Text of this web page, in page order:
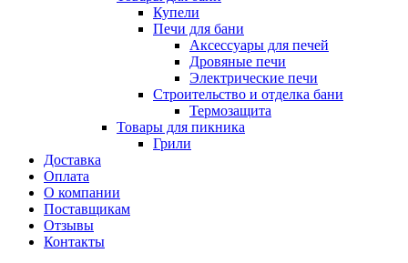
Купели
Печи для бани
Аксессуары для печей
Дровяные печи
Электрические печи
Строительство и отделка бани
Термозащита
Товары для пикника
Грили
Доставка
Оплата
О компании
Поставщикам
Отзывы
Контакты